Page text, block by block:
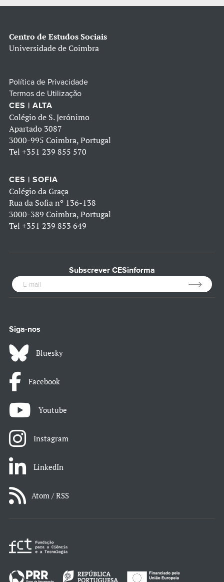
Centro de Estudos Sociais
Universidade de Coimbra
Política de Privacidade
Termos de Utilização
CES | ALTA
Colégio de S. Jerónimo
Apartado 3087
3000-995 Coimbra, Portugal
Tel +351 239 855 570
CES | SOFIA
Colégio da Graça
Rua da Sofia nº 136-138
3000-389 Coimbra, Portugal
Tel +351 239 853 649
Subscrever CESinforma
Siga-nos
Bluesky
Facebook
Youtube
Instagram
LinkedIn
Atom / RSS